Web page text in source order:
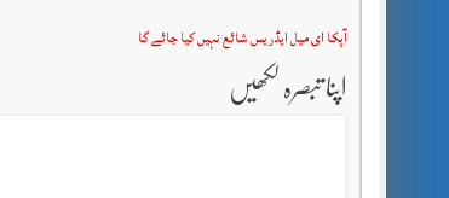
آپکا ای میل ایڈریس شائع نہیں کیا جائے گا
اپنا تبصرہ لکھیں